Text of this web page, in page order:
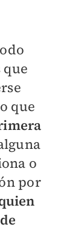
que
que
o
por